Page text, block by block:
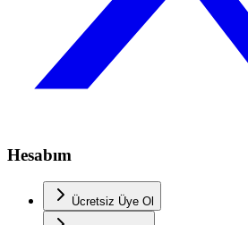
Hesabım
Ücretsiz Üye Ol